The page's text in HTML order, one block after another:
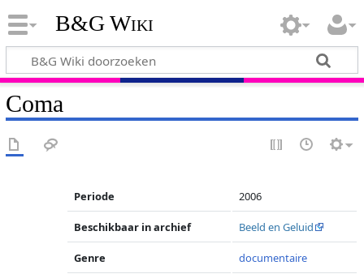
B&G Wiki
Coma
Periode 2006
Beschikbaar in archief Beeld en Geluid
Genre documentaire